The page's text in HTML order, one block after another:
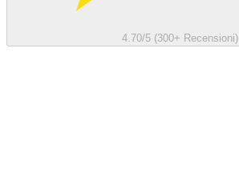
4.70/5 (300+ Recensioni)